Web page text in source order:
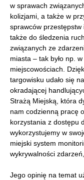
w sprawach
kolizjami, a także w
sprawców przestępstw
także do śledzenia
związanych ze
miasta – tak było np.
miejscowościach.
targowisku udało się
okradającej
Strażą Miejską, która
nam codzienną pracę
korzystania z dostępu
wykorzystujemy w
miejski system
wykrywalności
Jego opinię na temat